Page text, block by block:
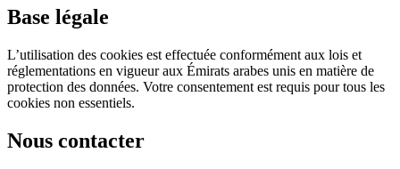
Base légale
L’utilisation des cookies est effectuée conformément aux lois et
réglementations en vigueur aux Émirats arabes unis en matière de
protection des données. Votre consentement est requis pour tous les
cookies non essentiels.
Nous contacter